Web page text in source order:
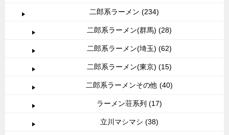
二郎系ラーメン (234)
二郎系ラーメン(群馬) (28)
二郎系ラーメン(埼玉) (62)
二郎系ラーメン(東京) (15)
二郎系ラーメンその他 (40)
ラーメン荘系列 (17)
立川マシマシ (38)